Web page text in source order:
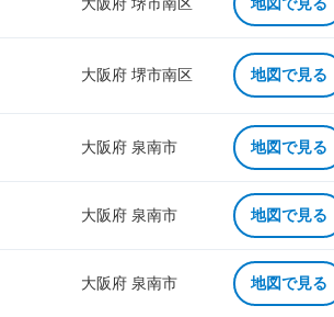
大阪府 堺市南区 地図で見る
大阪府 泉南市 地図で見る
大阪府 泉南市 地図で見る
大阪府 泉南市 地図で見る